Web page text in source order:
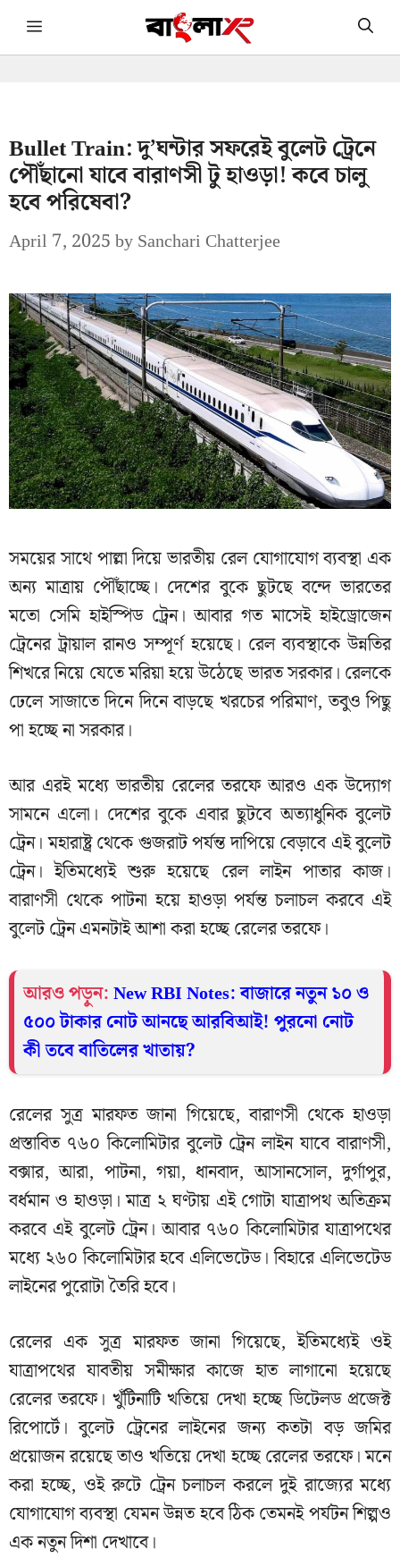
Skip Menu
Bullet Train: দু’ঘন্টার সফরেই বুলেট ট্রেনে
পৌঁছানো যাবে বারাণসী টু হাওড়া! কবে চালু
হবে পরিষেবা?
April 7, 2025bySanchari Chatterjee
সময়ের সাথে পাল্লা দিয়ে ভারতীয় রেল যোগাযোগ ব্যবস্থা এক
অন্য মাত্রায় পৌঁছাচ্ছে। দেশের বুকে ছুটছে বন্দে ভারতের
মতো সেমি হাইস্পিড ট্রেন। আবার গত মাসেই হাইড্রোজেন
ট্রেনের ট্রায়াল রানও সম্পূর্ণ হয়েছে। রেল ব্যবস্থাকে উন্নতির
শিখরে নিয়ে যেতে মরিয়া হয়ে উঠেছে ভারত সরকার। রেলকে
ঢেলে সাজাতে দিনে দিনে বাড়ছে খরচের পরিমাণ, তবুও পিছু
পা হচ্ছে না সরকার।
আর এরই মধ্যে ভারতীয় রেলের তরফে আরও এক উদ্যোগ
সামনে এলো। দেশের বুকে এবার ছুটবে অত্যাধুনিক বুলেট
ট্রেন। মহারাষ্ট্র থেকে গুজরাট পর্যন্ত দাপিয়ে বেড়াবে এই বুলেট
ট্রেন। ইতিমধ্যেই শুরু হয়েছে রেল লাইন পাতার কাজ।
বারাণসী থেকে পাটনা হয়ে হাওড়া পর্যন্ত চলাচল করবে এই
বুলেট ট্রেন এমনটাই আশা করা হচ্ছে রেলের তরফে।
আরও পড়ুন:New RBI Notes: বাজারে নতুন ১০ ও
৫০০ টাকার নোট আনছে আরবিআই! পুরনো নোট
কী তবে বাতিলের খাতায়?
রেলের সুত্র মারফত জানা গিয়েছে, বারাণসী থেকে হাওড়া
প্রস্তাবিত ৭৬০ কিলোমিটার বুলেট ট্রেন লাইন যাবে বারাণসী,
বক্সার, আরা, পাটনা, গয়া, ধানবাদ, আসানসোল, দুর্গাপুর,
বর্ধমান ও হাওড়া। মাত্র ২ ঘণ্টায় এই গোটা যাত্রাপথ অতিক্রম
করবে এই বুলেট ট্রেন। আবার ৭৬০ কিলোমিটার যাত্রাপথের
মধ্যে ২৬০ কিলোমিটার হবে এলিভেটেড। বিহারে এলিভেটেড
লাইনের পুরোটা তৈরি হবে।
রেলের এক সুত্র মারফত জানা গিয়েছে, ইতিমধ্যেই ওই
যাত্রাপথের যাবতীয় সমীক্ষার কাজে হাত লাগানো হয়েছে
রেলের তরফে। খুঁটিনাটি খতিয়ে দেখা হচ্ছে ডিটেলড প্রজেক্ট
রিপোর্টে। বুলেট ট্রেনের লাইনের জন্য কতটা বড় জমির
প্রয়োজন রয়েছে তাও খতিয়ে দেখা হচ্ছে রেলের তরফে। মনে
করা হচ্ছে, ওই রুটে ট্রেন চলাচল করলে দুই রাজ্যের মধ্যে
যোগাযোগ ব্যবস্থা যেমন উন্নত হবে ঠিক তেমনই পর্যটন শিল্পও
এক নতুন দিশা দেখাবে।